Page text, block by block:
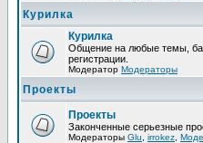
Курилка
Курилка
Общение на любые темы,
регистрации.
Модератор Модераторы
Проекты
Проекты
Законченные серьезные
Модераторы Glu irrokez